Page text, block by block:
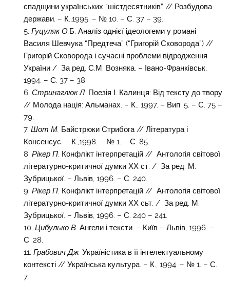
спадщини українських “шістдесятників” // Розбудова
держави. – К.,1995. – № 10. – С. 37 – 39.
Гуцуляк О. Б. Аналіз однієї ідеологеми у романі
Василя Шевчука “Предтеча” (“Григорій Сковорода”) //
Григорій Сковорода і сучасні проблеми відродження
України / За ред. С.М. Возняка. – Івано-Франківськ,
1994. – С. 37 – 38.
Стринаглюк Л. Поезія І. Калинця: Від тексту до твору
// Молода нація: Альманах. – К., 1997. – Вип. 5. – С. 75 –
79.
Шот М. Байстрюки Стрибога // Література і
Консенсус. – К.,1998. – № 1. – С. 85.
Рікер П. Конфлікт інтерпретацій // Антологія світової
літературно-критичної думки ХХ ст. / За ред. М.
Зубрицької. – Львів, 1996. – С. 240.
Рікер П. Конфлікт інтерпретацій // Антологія світової
літературно-критичної думки ХХ сьт. / За ред. М.
Зубрицької. – Львів, 1996. – С. 240 – 241.
Цибулько В. Ангели і тексти. – Київ – Львів, 1996. –
С. 28.
Грабович Дж. Україністика в її інтелектуальному
контексті // Українська культура. – К., 1994. – № 1. – С.
7.